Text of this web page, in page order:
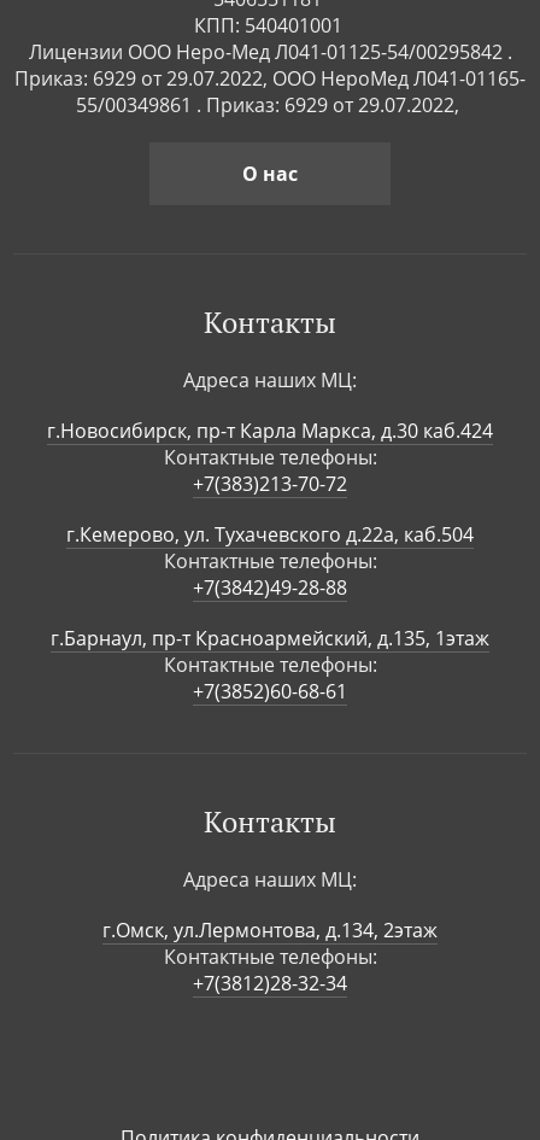
КПП: 540401001
Лицензии ООО Неро-Мед Л041-01125-54/00295842 .
Приказ: 6929 от 29.07.2022, ООО НероМед Л041-01165-
55/00349861 . Приказ: 6929 от 29.07.2022,
О нас
Контакты
Адреса наших МЦ:
г.Новосибирск, пр-т Карла Маркса, д.30 каб.424
Контактные телефоны:
+7(383)213-70-72
г.Кемерово, ул. Тухачевского д.22а, каб.504
Контактные телефоны:
+7(3842)49-28-88
г.Барнаул, пр-т Красноармейский, д.135, 1этаж
Контактные телефоны:
+7(3852)60-68-61
Контакты
Адреса наших МЦ:
г.Омск, ул.Лермонтова, д.134, 2этаж
Контактные телефоны:
+7(3812)28-32-34